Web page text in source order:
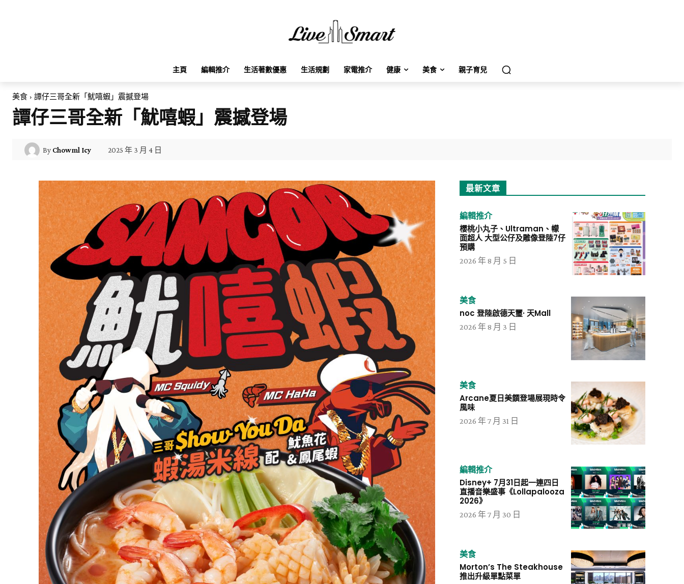
主頁 編輯推介 生活著數優惠 生活規劃 家電推介 健康 美食 親子育兒
美食 譚仔三哥全新「魷嘻蝦」震撼登場
譚仔三哥全新「魷嘻蝦」震撼登場
By Chowml Icy 2025 年 3 月 4 日
最新文章
編輯推介
櫻桃小丸子、Ultraman、幪
面超人 大型公仔及雕像登陸7仔
預購
2026 年 8 月 5 日
美食
noc 登陸啟德天璽· 天Mall
2026 年 8 月 3 日
美食
Arcane夏日美饌登場展現時令
風味
2026 年 7 月 31 日
編輯推介
Disney+ 7月31日起一連四日
直播音樂盛事《Lollapalooza
2026》
2026 年 7 月 30 日
美食
Morton’s The Steakhouse
推出升級單點菜單